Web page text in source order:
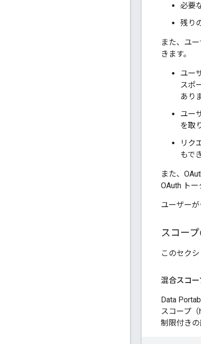
必要
残り
また、ユ
きます。
ユー
スポ
あり
ユー
を取
リク
もで
また、
OAuth トー
ユーザー
スコー
このセク
混合スコー
Data
スコープ
制限付きの